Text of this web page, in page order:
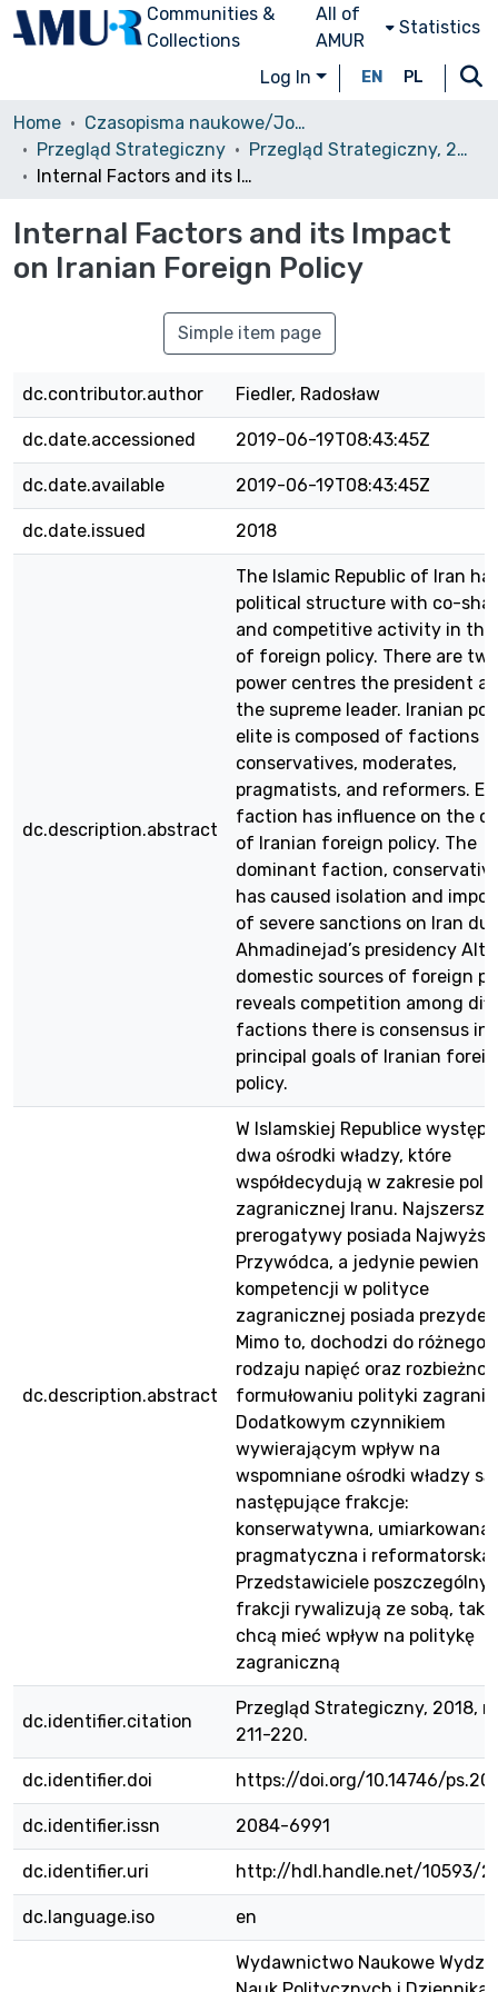
Communities &
Collections
All of
AMUR
Statistics
Log In EN PL
Home
Czasopisma naukowe/Journals
Przegląd Strategiczny
Przegląd Strategiczny, 2018, nr 11
Internal Factors and its Impact on Iranian Foreign Policy
Internal Factors and its Impact
on Iranian Foreign Policy
Simple item page
dc.contributor.author Fiedler, Radosław
dc.date.accessioned 2019-06-19T08:43:45Z
dc.date.available 2019-06-19T08:43:45Z
dc.date.issued 2018
dc.description.abstract
The Islamic Republic of Iran
political structure with co-
and competitive activity in the
of foreign policy. There are two
power centres the president
the supreme leader. Iranian
elite is composed of factions
conservatives, moderates,
pragmatists, and reformers.
faction has influence on the
of Iranian foreign policy. The
dominant faction,
has caused isolation and
of severe sanctions on Iran
Ahmadinejad’s presidency
domestic sources of foreign
reveals competition among
factions there is consensus in
principal goals of Iranian
policy.
dc.description.abstract
W Islamskiej Republice
dwa ośrodki władzy, które
współdecydują w zakresie
zagranicznej Iranu. Najszersze
prerogatywy posiada
Przywódca, a jedynie pewien
kompetencji w polityce
zagranicznej posiada
Mimo to, dochodzi do różnego
rodzaju napięć oraz
formułowaniu polityki
Dodatkowym czynnikiem
wywierającym wpływ na
wspomniane ośrodki władzy są
następujące frakcje:
konserwatywna, umiarkowana,
pragmatyczna i reformatorska.
Przedstawiciele
frakcji rywalizują ze sobą,
chcą mieć wpływ na politykę
zagraniczną
dc.identifier.citation
Przegląd Strategiczny, 2018, nr
211-220.
dc.identifier.doi https://doi.org/10.14746/
dc.identifier.issn 2084-6991
dc.identifier.uri http://hdl.handle.net/10593/
dc.language.iso en
Wydawnictwo Naukowe